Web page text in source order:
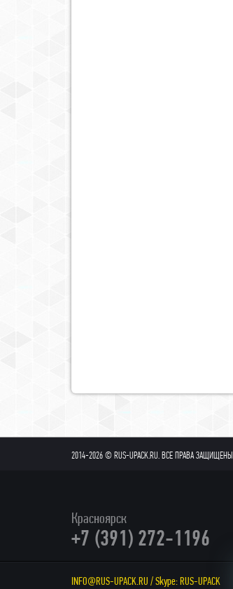
2014-2026 © RUS-UPACK.RU. ВСЕ ПРАВА ЗАЩИЩЕНЫ
Красноярск
+7 (391) 272-1196
INFO@RUS-UPACK.RU / Skype:RUS-UPACK